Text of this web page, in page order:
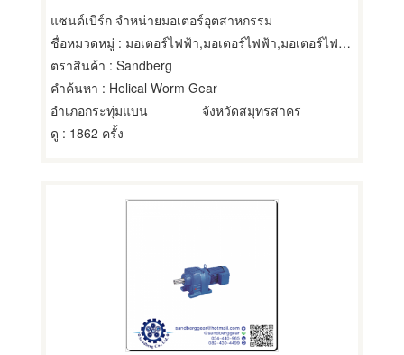
แซนด์เบิร์ก จำหน่ายมอเตอร์อุตสาหกรรม
ชื่อหมวดหมู่ : มอเตอร์ไฟฟ้า,มอเตอร์ไฟฟ้า,มอเตอร์ไฟฟ้า
ตราสินค้า : Sandberg
คำค้นหา : Helical Worm Gear
อำเภอกระทุ่มแบน
จังหวัดสมุทรสาคร
ดู : 1862 ครั้ง